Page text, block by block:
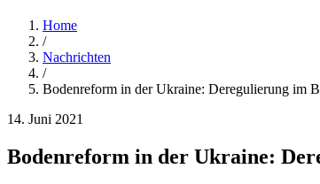
Home
/
Nachrichten
/
Bodenreform in der Ukraine: Deregulierung im
14. Juni 2021
Bodenreform in der Ukraine: